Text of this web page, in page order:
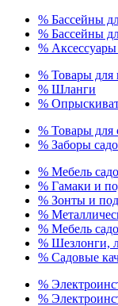
% Бассейны
% Бассейны
% Аксессуары
% Товары для
% Шланги
%
% Товары для
% Заборы
% Мебель
% Гамаки и
% Зонты и
%
% Мебель
% Шезлонги,
% Садовые
%
%